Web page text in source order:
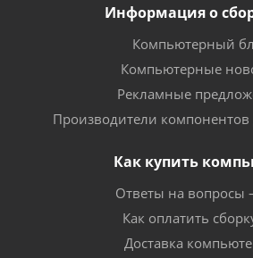
Информация о
Компьютерный
Компьютерные
Рекламные
Производители
Как купить
Ответы на вопросы
Как оплатить
Доставка